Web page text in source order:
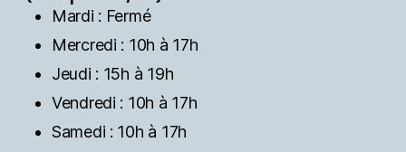
Mardi : Fermé
Mercredi : 10h à 17h
Jeudi : 15h à 19h
Vendredi : 10h à 17h
Samedi : 10h à 17h